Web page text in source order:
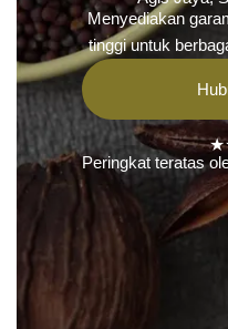
Menyediakan
tinggi untuk
Peringkat teratas